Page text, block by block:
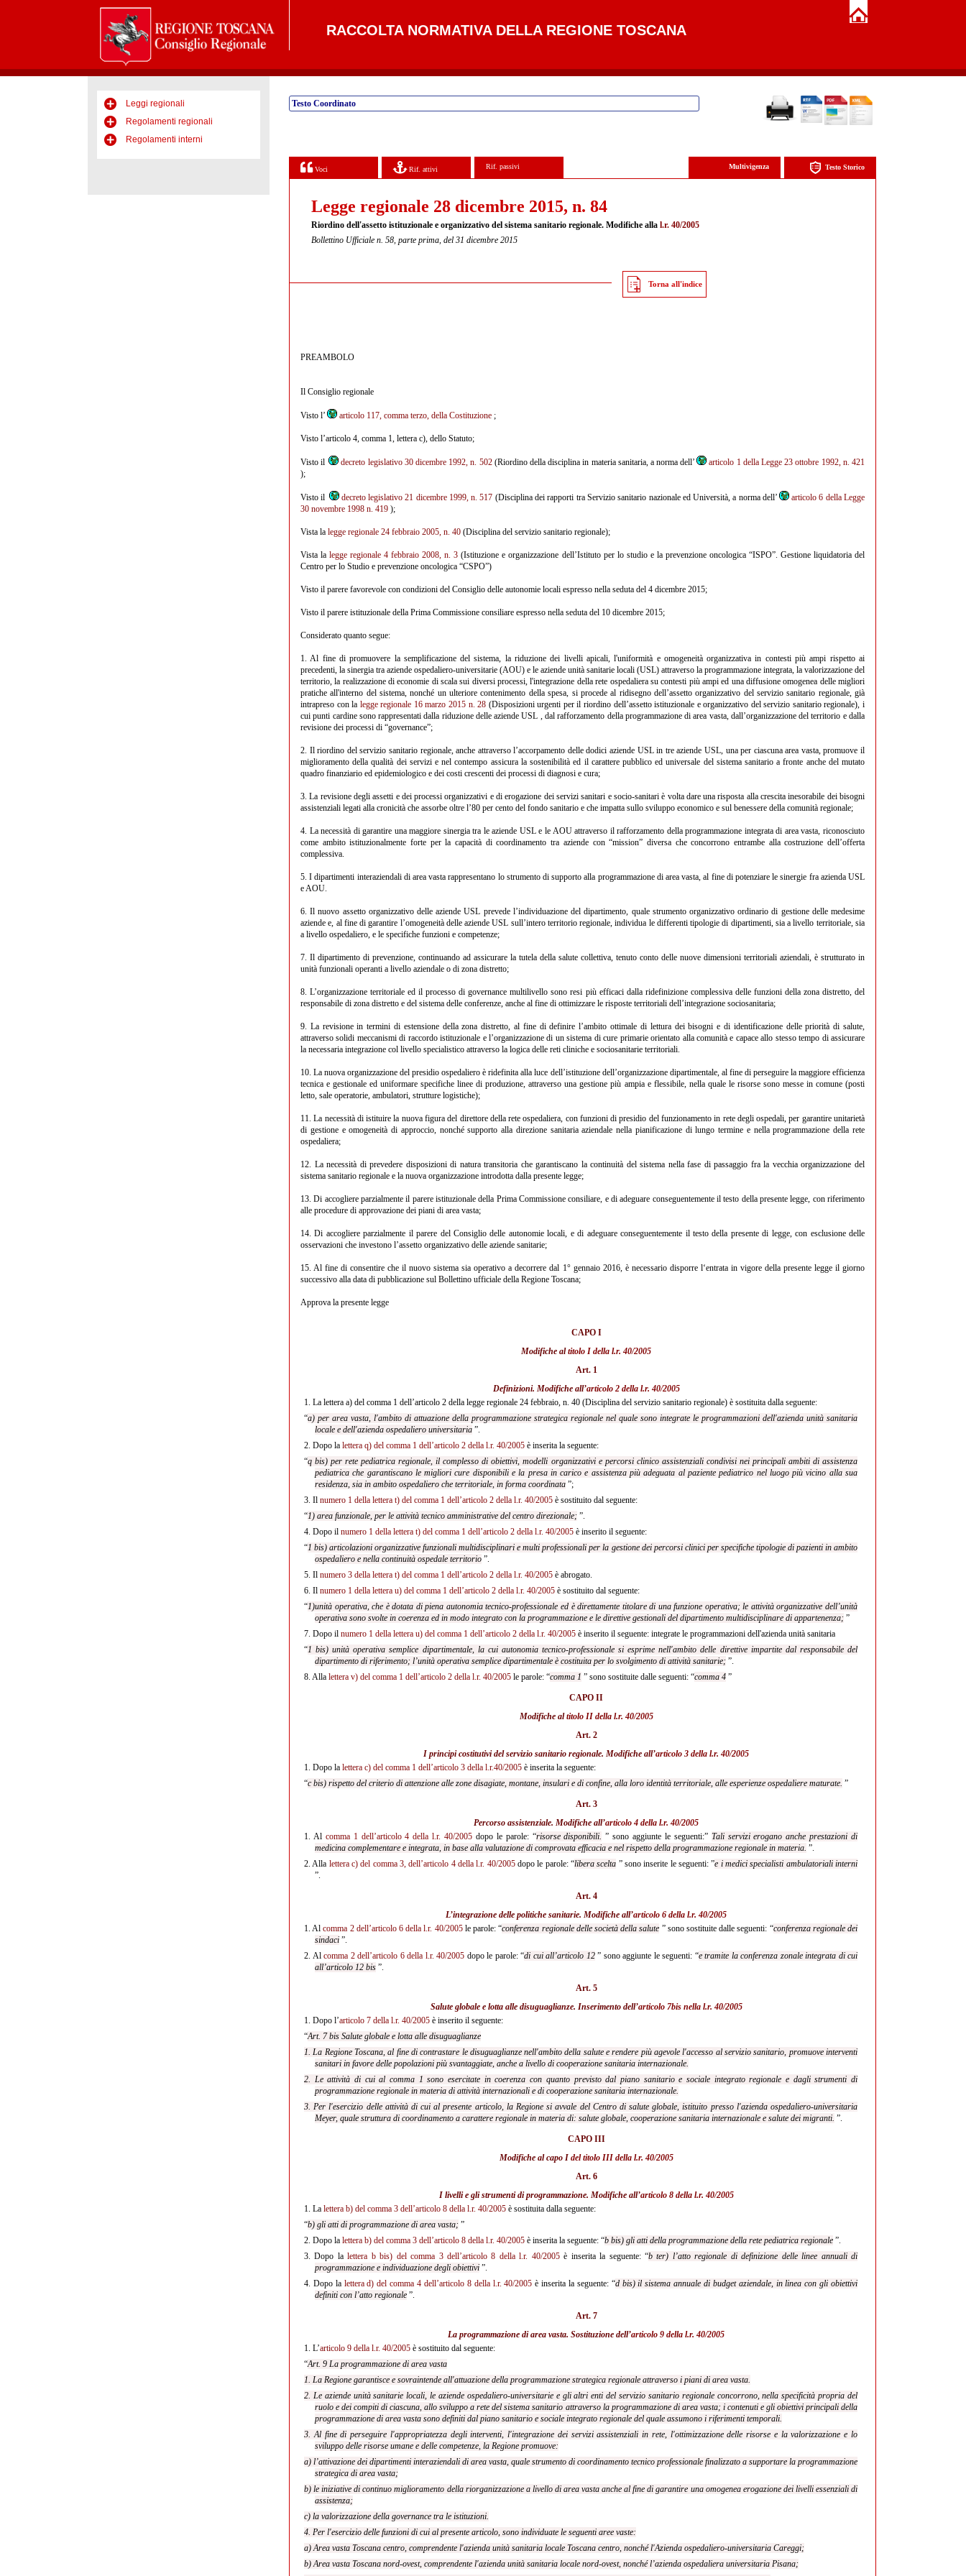
RACCOLTA NORMATIVA DELLA REGIONE TOSCANA
Leggi regionali
Regolamenti regionali
Regolamenti interni
Testo Coordinato
Voci Rif. attivi Rif. passivi Testo Storico
Multivigenza
Legge regionale 28 dicembre 2015, n. 84
Riordino dell'assetto istituzionale e organizzativo del sistema sanitario regionale. Modifiche alla l.r. 40/2005
Bollettino Ufficiale n. 58, parte prima, del 31 dicembre 2015
Torna all'indice
PREAMBOLO
Il Consiglio regionale
Visto l’ articolo 117, comma terzo, della Costituzione ;
Visto l’articolo 4, comma 1, lettera c), dello Statuto;
Visto il decreto legislativo 30 dicembre 1992, n. 502(Riordino della disciplina in materia sanitaria, a norma dell’
articolo 1 della Legge 23 ottobre 1992, n. 421
);
Visto il decreto legislativo 21 dicembre 1999, n. 517 (Disciplina dei rapporti tra Servizio sanitario nazionale ed Università, a norma dell’
articolo 6 della Legge
30 novembre 1998 n. 419 );
Vista la legge regionale 24 febbraio 2005, n. 40 (Disciplina del servizio sanitario regionale);
Vista lalegge regionale 4 febbraio 2008, n. 3 (Istituzione e organizzazione dell’Istituto per lo studio e la prevenzione oncologica “ISPO”. Gestione liquidatoria del
Centro per lo Studio e prevenzione oncologica “CSPO”)
Visto il parere favorevole con condizioni del Consiglio delle autonomie locali espresso nella seduta del 4 dicembre 2015;
Visto il parere istituzionale della Prima Commissione consiliare espresso nella seduta del 10 dicembre 2015;
Considerato quanto segue:
1. Al fine di promuovere la semplificazione del sistema, la riduzione dei livelli apicali, l'uniformità e omogeneità organizzativa in contesti più ampi rispetto ai
precedenti, la sinergia tra aziende ospedaliero-universitarie (AOU) e le aziende unità sanitarie locali (USL) attraverso la programmazione integrata, la valorizzazione del
territorio, la realizzazione di economie di scala sui diversi processi, l'integrazione della rete ospedaliera su contesti più ampi ed una diffusione omogenea delle migliori
pratiche all'interno del sistema, nonché un ulteriore contenimento della spesa, si procede al ridisegno dell’assetto organizzativo del servizio sanitario regionale, già
intrapreso con la legge regionale 16 marzo 2015 n. 28 (Disposizioni urgenti per il riordino dell’assetto istituzionale e organizzativo del servizio sanitario regionale), i
cui punti cardine sono rappresentati dalla riduzione delle aziende USL , dal rafforzamento della programmazione di area vasta, dall’organizzazione del territorio e dalla
revisione dei processi di “governance”;
2. Il riordino del servizio sanitario regionale, anche attraverso l’accorpamento delle dodici aziende USL in tre aziende USL, una per ciascuna area vasta, promuove il
miglioramento della qualità dei servizi e nel contempo assicura la sostenibilità ed il carattere pubblico ed universale del sistema sanitario a fronte anche del mutato
quadro finanziario ed epidemiologico e dei costi crescenti dei processi di diagnosi e cura;
3. La revisione degli assetti e dei processi organizzativi e di erogazione dei servizi sanitari e socio-sanitari è volta dare una risposta alla crescita inesorabile dei bisogni
assistenziali legati alla cronicità che assorbe oltre l’80 per cento del fondo sanitario e che impatta sullo sviluppo economico e sul benessere della comunità regionale;
4. La necessità di garantire una maggiore sinergia tra le aziende USL e le AOU attraverso il rafforzamento della programmazione integrata di area vasta, riconosciuto
come ambito istituzionalmente forte per la capacità di coordinamento tra aziende con “mission” diversa che concorrono entrambe alla costruzione dell’offerta
complessiva.
5. I dipartimenti interaziendali di area vasta rappresentano lo strumento di supporto alla programmazione di area vasta, al fine di potenziare le sinergie fra azienda USL
e AOU.
6. Il nuovo assetto organizzativo delle aziende USL prevede l’individuazione del dipartimento, quale strumento organizzativo ordinario di gestione delle medesime
aziende e, al fine di garantire l’omogeneità delle aziende USL sull’intero territorio regionale, individua le differenti tipologie di dipartimenti, sia a livello territoriale, sia
a livello ospedaliero, e le specifiche funzioni e competenze;
7. Il dipartimento di prevenzione, continuando ad assicurare la tutela della salute collettiva, tenuto conto delle nuove dimensioni territoriali aziendali, è strutturato in
unità funzionali operanti a livello aziendale o di zona distretto;
8. L’organizzazione territoriale ed il processo di governance multilivello sono resi più efficaci dalla ridefinizione complessiva delle funzioni della zona distretto, del
responsabile di zona distretto e del sistema delle conferenze, anche al fine di ottimizzare le risposte territoriali dell’integrazione sociosanitaria;
9. La revisione in termini di estensione della zona distretto, al fine di definire l’ambito ottimale di lettura dei bisogni e di identificazione delle priorità di salute,
attraverso solidi meccanismi di raccordo istituzionale e l’organizzazione di un sistema di cure primarie orientato alla comunità e capace allo stesso tempo di assicurare
la necessaria integrazione col livello specialistico attraverso la logica delle reti cliniche e sociosanitarie territoriali.
10. La nuova organizzazione del presidio ospedaliero è ridefinita alla luce dell’istituzione dell’organizzazione dipartimentale, al fine di perseguire la maggiore efficienza
tecnica e gestionale ed uniformare specifiche linee di produzione, attraverso una gestione più ampia e flessibile, nella quale le risorse sono messe in comune (posti
letto, sale operatorie, ambulatori, strutture logistiche);
11. La necessità di istituire la nuova figura del direttore della rete ospedaliera, con funzioni di presidio del funzionamento in rete degli ospedali, per garantire unitarietà
di gestione e omogeneità di approccio, nonché supporto alla direzione sanitaria aziendale nella pianificazione di lungo termine e nella programmazione della rete
ospedaliera;
12. La necessità di prevedere disposizioni di natura transitoria che garantiscano la continuità del sistema nella fase di passaggio fra la vecchia organizzazione del
sistema sanitario regionale e la nuova organizzazione introdotta dalla presente legge;
13. Di accogliere parzialmente il parere istituzionale della Prima Commissione consiliare, e di adeguare conseguentemente il testo della presente legge, con riferimento
alle procedure di approvazione dei piani di area vasta;
14. Di accogliere parzialmente il parere del Consiglio delle autonomie locali, e di adeguare conseguentemente il testo della presente di legge, con esclusione delle
osservazioni che investono l’assetto organizzativo delle aziende sanitarie;
15. Al fine di consentire che il nuovo sistema sia operativo a decorrere dal 1° gennaio 2016, è necessario disporre l‘entrata in vigore della presente legge il giorno
successivo alla data di pubblicazione sul Bollettino ufficiale della Regione Toscana;
Approva la presente legge
CAPO I
Modifiche altitolo I della l.r. 40/2005
Art. 1
Definizioni. Modifiche all’articolo 2 della l.r. 40/2005
1. La lettera a) del comma 1 dell’articolo 2 della legge regionale 24 febbraio, n. 40 (Disciplina del servizio sanitario regionale) è sostituita dalla seguente:
“a) per area vasta, l'ambito di attuazione della programmazione strategica regionale nel quale sono integrate le programmazioni dell'azienda unità sanitaria
locale e dell'azienda ospedaliero universitaria ”.
2. Dopo la lettera q) del comma 1 dell’articolo 2 della l.r. 40/2005 è inserita la seguente:
“q bis) per rete pediatrica regionale, il complesso di obiettivi, modelli organizzativi e percorsi clinico assistenziali condivisi nei principali ambiti di assistenza
pediatrica che garantiscano le migliori cure disponibili e la presa in carico e assistenza più adeguata al paziente pediatrico nel luogo più vicino alla sua
residenza, sia in ambito ospedaliero che territoriale, in forma coordinata ”;
3. Il numero 1 della lettera t) del comma 1 dell’articolo 2 della l.r. 40/2005 è sostituito dal seguente:
“1) area funzionale, per le attività tecnico amministrative del centro direzionale; ”.
4. Dopo il numero 1 della lettera t) del comma 1 dell’articolo 2 della l.r. 40/2005 è inserito il seguente:
“1 bis) articolazioni organizzative funzionali multidisciplinari e multi professionali per la gestione dei percorsi clinici per specifiche tipologie di pazienti in ambito
ospedaliero e nella continuità ospedale territorio ”.
5. Il numero 3 della lettera t) del comma 1 dell’articolo 2 della l.r. 40/2005 è abrogato.
6. Il numero 1 della lettera u) del comma 1 dell’articolo 2 della l.r. 40/2005 è sostituito dal seguente:
“1)unità operativa, che è dotata di piena autonomia tecnico-professionale ed è direttamente titolare di una funzione operativa; le attività organizzative dell’unità
operativa sono svolte in coerenza ed in modo integrato con la programmazione e le direttive gestionali del dipartimento multidisciplinare di appartenenza; ”
7. Dopo il numero 1 della lettera u) del comma 1 dell’articolo 2 della l.r. 40/2005 è inserito il seguente: integrate le programmazioni dell'azienda unità sanitaria
“1 bis) unità operativa semplice dipartimentale, la cui autonomia tecnico-professionale si esprime nell'ambito delle direttive impartite dal responsabile del
dipartimento di riferimento; l’unità operativa semplice dipartimentale è costituita per lo svolgimento di attività sanitarie; ”.
8. Alla lettera v) del comma 1 dell’articolo 2 della l.r. 40/2005 le parole: “comma 1 ” sono sostituite dalle seguenti: “comma 4 ”
CAPO II
Modifiche altitolo II della l.r. 40/2005
Art. 2
I principi costitutivi del servizio sanitario regionale. Modifiche all’articolo 3 della l.r. 40/2005
1. Dopo la lettera c) del comma 1 dell’articolo 3 della l.r.40/2005 è inserita la seguente:
“c bis) rispetto del criterio di attenzione alle zone disagiate, montane, insulari e di confine, alla loro identità territoriale, alle esperienze ospedaliere maturate. ”
Art. 3
Percorso assistenziale. Modifiche all’articolo 4 della l.r. 40/2005
1. Al comma 1 dell’articolo 4 della l.r. 40/2005 dopo le parole: “risorse disponibili. ” sono aggiunte le seguenti:” Tali servizi erogano anche prestazioni di
medicina complementare e integrata, in base alla valutazione di comprovata efficacia e nel rispetto della programmazione regionale in materia. ”.
2.Alla lettera c) del comma 3, dell’articolo 4 della l.r. 40/2005dopo le parole: “libera scelta ” sono inserite le seguenti: ”e i medici specialisti ambulatoriali interni
”.
Art. 4
L’integrazione delle politiche sanitarie. Modifiche all’articolo 6 della l.r. 40/2005
1.Alcomma 2 dell’articolo 6 della l.r. 40/2005le parole: “conferenza regionale delle società della salute ” sono sostituite dalle seguenti: “conferenza regionale dei
sindaci ”.
2. Al comma 2 dell’articolo 6 della l.r. 40/2005 dopo le parole: “di cui all’articolo 12” sono aggiunte le seguenti: “e tramite la conferenza zonale integrata di cui
all’articolo 12 bis ”.
Art. 5
Salute globale e lotta alle disuguaglianze. Inserimento dell’articolo 7bis nella l.r. 40/2005
1. Dopo l’articolo 7 della l.r. 40/2005 è inserito il seguente:
“Art. 7 bis Salute globale e lotta alle disuguaglianze
1. La Regione Toscana, al fine di contrastare le disuguaglianze nell'ambito della salute e rendere più agevole l'accesso al servizio sanitario, promuove interventi
sanitari in favore delle popolazioni più svantaggiate, anche a livello di cooperazione sanitaria internazionale.
2. Le attività di cui al comma 1 sono esercitate in coerenza con quanto previsto dal piano sanitario e sociale integrato regionale e dagli strumenti di
programmazione regionale in materia di attività internazionali e di cooperazione sanitaria internazionale.
3. Per l'esercizio delle attività di cui al presente articolo, la Regione si avvale del Centro di salute globale, istituito presso l'azienda ospedaliero-universitaria
Meyer, quale struttura di coordinamento a carattere regionale in materia di: salute globale, cooperazione sanitaria internazionale e salute dei migranti. ”.
CAPO III
Modifiche al capo I del titolo III della l.r. 40/2005
Art. 6
I livelli e gli strumenti di programmazione. Modifiche all’articolo 8 della l.r. 40/2005
1. La lettera b) del comma 3 dell’articolo 8 della l.r. 40/2005 è sostituita dalla seguente:
“b) gli atti di programmazione di area vasta; ”
2. Dopo la lettera b) del comma 3 dell’articolo 8 della l.r. 40/2005 è inserita la seguente: “b bis) gli atti della programmazione della rete pediatrica regionale ”.
3.Dopo lalettera b bis) del comma 3 dell’articolo 8 della l.r. 40/2005è inserita la seguente: “b ter) l’atto regionale di definizione delle linee annuali di
programmazione e individuazione degli obiettivi ”.
4. Dopo la lettera d) del comma 4 dell’articolo 8 della l.r. 40/2005 è inserita la seguente: “d bis) il sistema annuale di budget aziendale, in linea con gli obiettivi
definiti con l’atto regionale ”.
Art. 7
La programmazione di area vasta. Sostituzione dell’articolo 9 della l.r. 40/2005
1. L’articolo 9 della l.r. 40/2005 è sostituito dal seguente:
“Art. 9 La programmazione di area vasta
1. La Regione garantisce e sovraintende all'attuazione della programmazione strategica regionale attraverso i piani di area vasta.
2. Le aziende unità sanitarie locali, le aziende ospedaliero-universitarie e gli altri enti del servizio sanitario regionale concorrono, nella specificità propria del
ruolo e dei compiti di ciascuna, allo sviluppo a rete del sistema sanitario attraverso la programmazione di area vasta; i contenuti e gli obiettivi principali della
programmazione di area vasta sono definiti dal piano sanitario e sociale integrato regionale del quale assumono i riferimenti temporali.
3. Al fine di perseguire l'appropriatezza degli interventi, l'integrazione dei servizi assistenziali in rete, l'ottimizzazione delle risorse e la valorizzazione e lo
sviluppo delle risorse umane e delle competenze, la Regione promuove:
a) l’attivazione dei dipartimenti interaziendali di area vasta, quale strumento di coordinamento tecnico professionale finalizzato a supportare la programmazione
strategica di area vasta;
b) le iniziative di continuo miglioramento della riorganizzazione a livello di area vasta anche al fine di garantire una omogenea erogazione dei livelli essenziali di
assistenza;
c) la valorizzazione della governance tra le istituzioni.
4. Per l'esercizio delle funzioni di cui al presente articolo, sono individuate le seguenti aree vaste:
a) Area vasta Toscana centro, comprendente l'azienda unità sanitaria locale Toscana centro, nonché l'Azienda ospedaliero-universitaria Careggi;
b) Area vasta Toscana nord-ovest, comprendente l'azienda unità sanitaria locale nord-ovest, nonché l’azienda ospedaliera universitaria Pisana;